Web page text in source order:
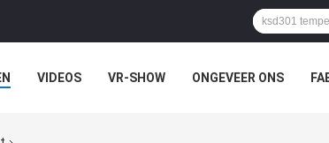
VIDEOS VR-SHOW ONGEVEER ONS